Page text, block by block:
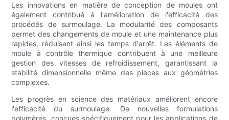
Les innovations en matière de conception de moules ont
également contribué à l'amélioration de l'efficacité des
procédés de surmoulage. La modularité des composants
permet des changements de moule et une maintenance plus
rapides, réduisant ainsi les temps d'arrêt. Les éléments de
moule à contrôle thermique contribuent à une meilleure
gestion des vitesses de refroidissement, garantissant la
stabilité dimensionnelle même des pièces aux géométries
complexes.
Les progrès en science des matériaux améliorent encore
l'efficacité du surmoulage. De nouvelles formulations